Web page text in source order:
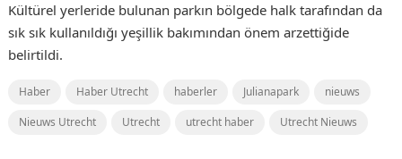
Kültürel yerleride bulunan parkın bölgede halk tarafından da
sık sık kullanıldığı yeşillik bakımından önem arzettiğide
belirtildi.
Haber Haber Utrecht haberler Julianapark
nieuws
Nieuws Utrecht
Utrecht utrecht haber Utrecht Nieuws